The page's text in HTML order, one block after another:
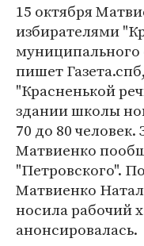
15 октября
избирателями
муниципального
пишет
"Красненькой
здании школы
70 до 80
Матвиенко
"Петровского".
Матвиенко
носила рабочий
анонсировалась.